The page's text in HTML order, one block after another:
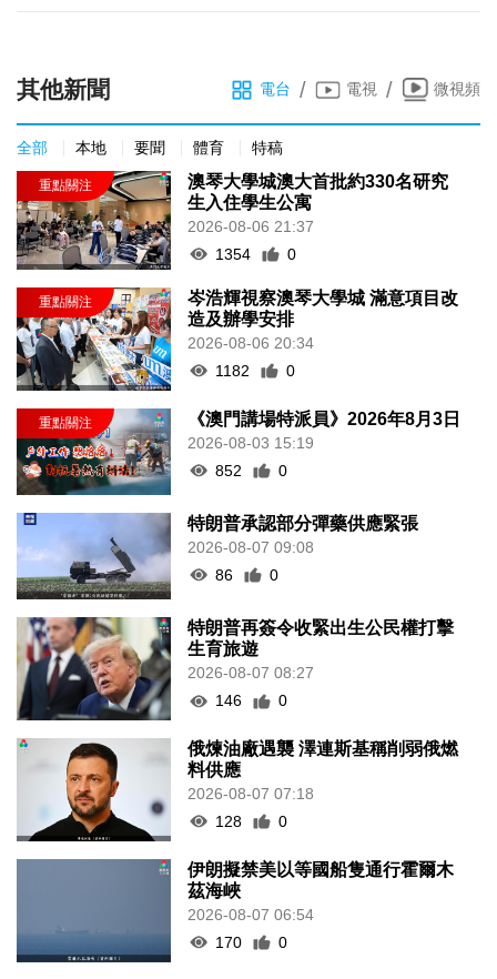
其他新聞 電台 / 電視 / 微視頻
全部 本地 要聞 體育 特稿
澳琴大學城澳大首批約330名研究
生入住學生公寓
2026-08-06 21:37
1354
0
岑浩輝視察澳琴大學城 滿意項目改
造及辦學安排
2026-08-06 20:34
1182
0
《澳門講場特派員》2026年8月3日
2026-08-03 15:19
852
0
特朗普承認部分彈藥供應緊張
2026-08-07 09:08
86
0
特朗普再簽令收緊出生公民權打擊
生育旅遊
2026-08-07 08:27
146
0
俄煉油廠遇襲 澤連斯基稱削弱俄燃
料供應
2026-08-07 07:18
128
0
伊朗擬禁美以等國船隻通行霍爾木
茲海峽
2026-08-07 06:54
170
0